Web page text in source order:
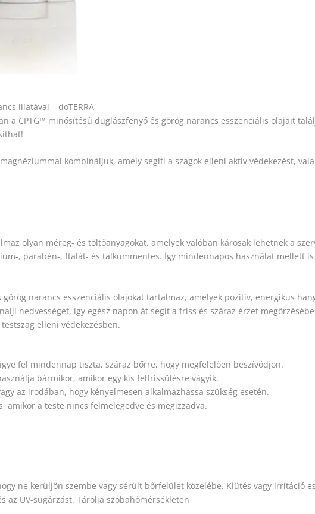
illatával – doTERRA
a CPTG™ minősítésű duglászfenyő és görög narancs esszenciális olajait
kombináljuk, amely segíti a szagok elleni aktív védekezést,
olyan méreg- és töltőanyagokat, amelyek valóban károsak lehetnek a
, parabén-, ftalát- és talkummentes. Így mindennapos használat mellett
görög narancs esszenciális olajokat tartalmaz, amelyek pozitív, energikus
nedvességet, így egész napon át segít a friss és száraz érzet
elleni védekezésben.
fel mindennap tiszta, száraz bőrre, hogy megfelelően beszívódjon.
bármikor, amikor egy kis felfrissülésre vágyik.
az irodában, hogy kényelmesen alkalmazhassa szükség esetén.
amikor a teste nincs felmelegedve és megizzadva.
ne kerüljön szembe vagy sérült bőrfelület közelébe. Kiütés vagy irritáció
az UV-sugárzást. Tárolja szobahőmérsékleten